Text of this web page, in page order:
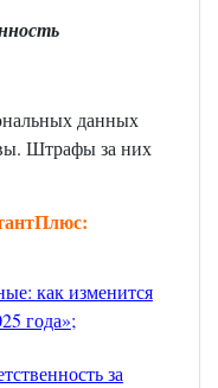
данных
Штрафы за них
как изменится
года»;
за